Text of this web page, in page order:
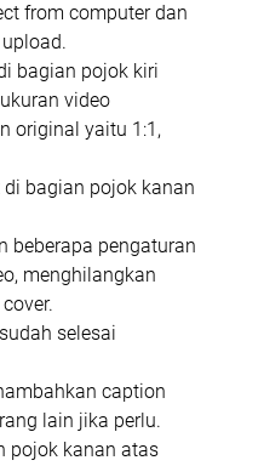
from computer dan
bagian pojok kiri
video
original yaitu 1:1,
bagian pojok kanan
beberapa pengaturan
menghilangkan
selesai
caption
lain jika perlu.
pojok kanan atas